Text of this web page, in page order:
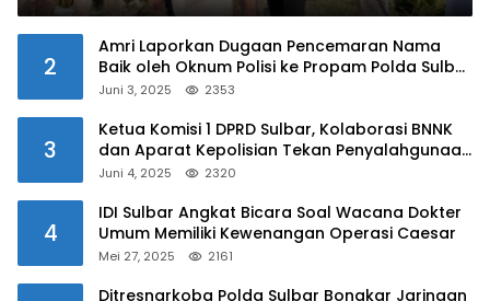
2
Amri Laporkan Dugaan Pencemaran Nama
Baik oleh Oknum Polisi ke Propam Polda Sulbar
Juni 3, 2025 2353
3
Ketua Komisi 1 DPRD Sulbar, Kolaborasi BNNK
dan Aparat Kepolisian Tekan Penyalahgunaan
Juni 4, 2025 2320
4
IDI Sulbar Angkat Bicara Soal Wacana Dokter
Umum Memiliki Kewenangan Operasi Caesar
Mei 27, 2025 2161
Ditresnarkoba Polda Sulbar Bongkar Jaringan